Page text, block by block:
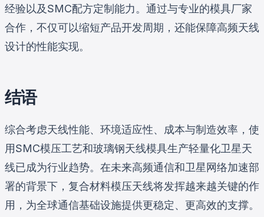
经验以及SMC配方定制能力。通过与专业的模具厂家
合作，不仅可以缩短产品开发周期，还能保障高频天线
设计的性能实现。
结语
综合考虑天线性能、环境适应性、成本与制造效率，使
用SMC模压工艺和玻璃钢天线模具生产轻量化卫星天
线已成为行业趋势。在未来高频通信和卫星网络加速部
署的背景下，复合材料模压天线将发挥越来越关键的作
用，为全球通信基础设施提供更稳定、更高效的支撑。